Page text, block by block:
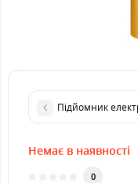
Підйомник
Немає в наявності
0